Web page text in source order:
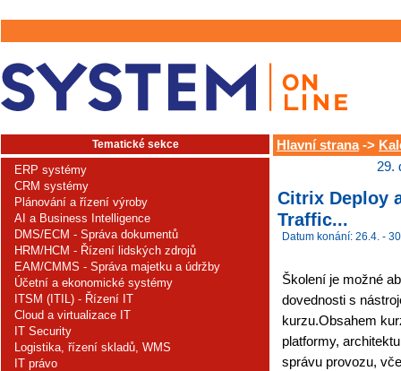
Tematické sekce
ERP systémy
CRM systémy
Plánování a řízení výroby
AI a Business Intelligence
DMS/ECM - Správa dokumentů
HRM/HCM - Řízení lidských zdrojů
EAM/CMMS - Správa majetku a údržby
Účetní a ekonomické systémy
ITSM (ITIL) - Řízení IT
Cloud a virtualizace IT
IT Security
Logistika, řízení skladů, WMS
IT právo
Hlavní strana->
29.
Citrix Deploy
Traffic...
Datum konání: 26.4. -
Školení je možné
dovednosti s
kurzu.Obsahem
platformy,
správu provozu,